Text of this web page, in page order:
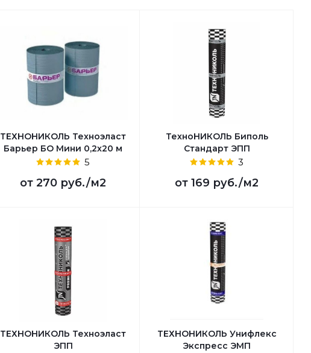
ТЕХНОНИКОЛЬ Техноэласт
Барьер БО Мини 0,2х20 м
5
от 270 руб./м2
ТехноНИКОЛЬ Биполь
Стандарт ЭПП
3
от 169 руб./м2
ТЕХНОНИКОЛЬ Техноэласт
ЭПП
ТЕХНОНИКОЛЬ Унифлекс
Экспресс ЭМП